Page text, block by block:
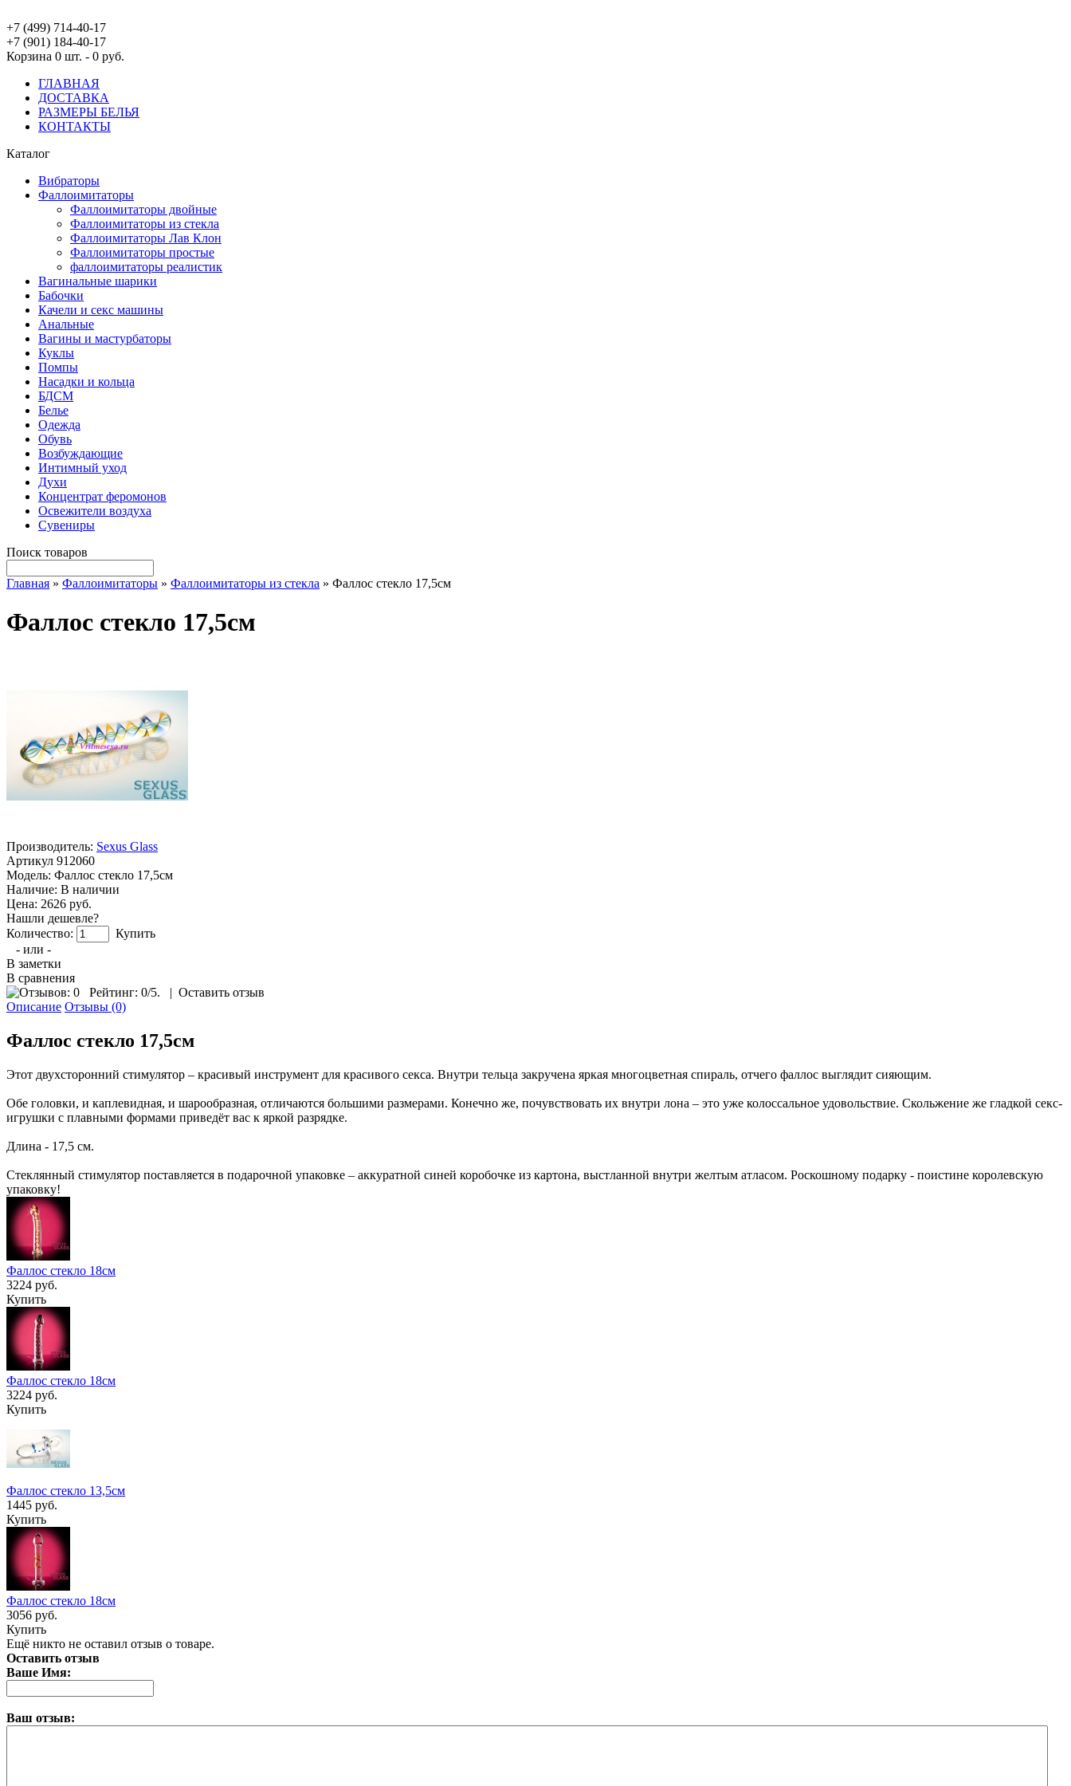
+7 (499) 714-40-17
+7 (901) 184-40-17
Корзина 0 шт. - 0 руб.
ГЛАВНАЯ
ДОСТАВКА
РАЗМЕРЫ БЕЛЬЯ
КОНТАКТЫ
Каталог
Вибраторы
Фаллоимитаторы
Фаллоимитаторы двойные
Фаллоимитаторы из стекла
Фаллоимитаторы Лав Клон
Фаллоимитаторы простые
фаллоимитаторы реалистик
Вагинальные шарики
Бабочки
Качели и секс машины
Анальные
Вагины и мастурбаторы
Куклы
Помпы
Насадки и кольца
БДСМ
Белье
Одежда
Обувь
Возбуждающие
Интимный уход
Духи
Концентрат феромонов
Освежители воздуха
Сувениры
Поиск товаров
Главная » Фаллоимитаторы » Фаллоимитаторы из стекла » Фаллос стекло 17,5см
Фаллос стекло 17,5см
Производитель: Sexus Glass
Артикул 912060
Модель: Фаллос стекло 17,5см
Наличие: В наличии
Цена: 2626 руб.
Нашли дешевле?
Количество:
Купить
- или -
В заметки
В сравнения
Рейтинг: 0/5. | Оставить отзыв
Описание Отзывы (0)
Фаллос стекло 17,5см
Этот двухсторонний стимулятор – красивый инструмент для красивого секса. Внутри тельца закручена яркая многоцветная спираль, отчего фаллос выглядит сияющим.
Обе головки, и каплевидная, и шарообразная, отличаются большими размерами. Конечно же, почувствовать их внутри лона – это уже колоссальное удовольствие. Скольжение же гладкой секс-
игрушки с плавными формами приведёт вас к яркой разрядке.
Длина - 17,5 см.
Стеклянный стимулятор поставляется в подарочной упаковке – аккуратной синей коробочке из картона, выстланной внутри желтым атласом. Роскошному подарку - поистине королевскую
упаковку!
Фаллос стекло 18см
3224 руб.
Купить
Фаллос стекло 18см
3224 руб.
Купить
Фаллос стекло 13,5см
1445 руб.
Купить
Фаллос стекло 18см
3056 руб.
Купить
Ещё никто не оставил отзыв о товаре.
Оставить отзыв
Ваше Имя:
Ваш отзыв: